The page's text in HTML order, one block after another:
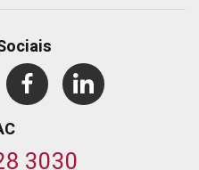
3030